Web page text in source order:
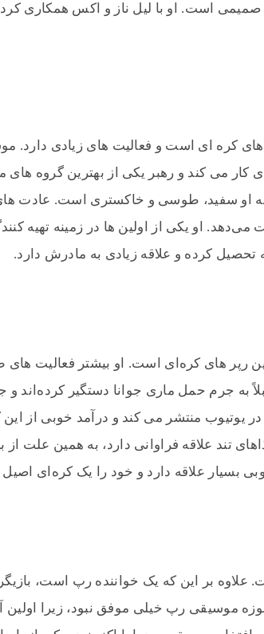
است. او با لیل ناز و اکس همکاری
کره ای است و فعالیت های زیادی دارد.
کار می کند و رهبر یکی از بهترین گروه های
او سفید، طوسی و خاکستری است. عادت
او یکی از اولین ها در زمینه تهیه
کرده و علاقه زیادی به مادرش دارد.
رپر های کره‌ای است. او بیشتر فعالیت های
به جرم حمل ماری جوانا دستگیر کرده‌اند و
یوتیوب منتشر می کند و درآمد خوبی از
تند علاقه فراوانی دارد، به همین علت از
بسیار علاقه دارد و خود را یک کره‌ای اصیل
علاوه بر این که یک خواننده رپ است،
موسیقی رپ خیلی موفق نبود، زیرا اولین